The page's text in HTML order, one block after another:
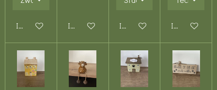
In winkelwagen In winkelwagen In winkelwagen In